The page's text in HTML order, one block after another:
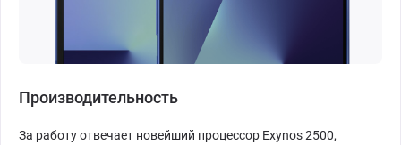
Производительность
За работу отвечает новейший процессор Exynos 2500,